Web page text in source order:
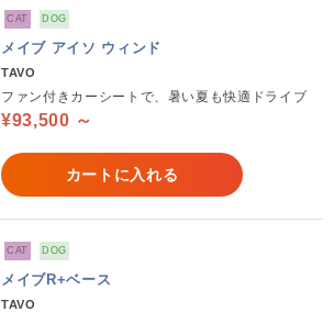
CAT DOG
メイブ アイソ ウィンド
TAVO
ファン付きカーシートで、暑い夏も快適ドライブ
¥93,500 ～
カートに入れる
CAT DOG
メイブR+ベース
TAVO